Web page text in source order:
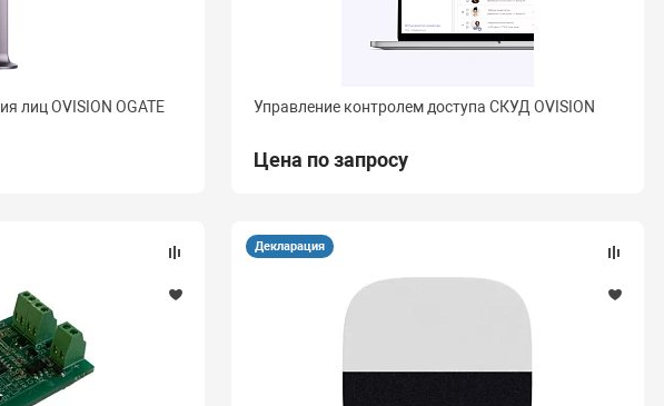
лиц OVISION OGATE
Управление контролем доступа СКУД OVISION
Цена по запросу
Декларация